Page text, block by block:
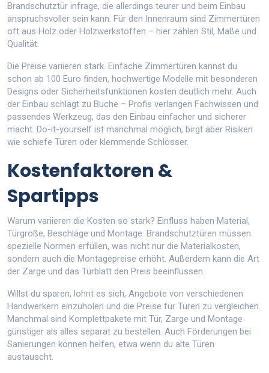
Brandschutztür infrage, die allerdings teurer und beim Einbau
anspruchsvoller sein kann. Für den Innenraum sind Zimmertüren
oft aus Holz oder Holzwerkstoffen – hier zählen Stil, Maße und
Qualität.
Die Preise variieren stark. Einfache Zimmertüren kannst du
schon ab 100 Euro finden, hochwertige Modelle mit besonderen
Designs oder Sicherheitsfunktionen kosten deutlich mehr. Auch
der Einbau schlägt zu Buche – Profis verlangen Fachwissen und
passendes Werkzeug, das den Einbau einfacher und sicherer
macht. Do-it-yourself ist manchmal möglich, birgt aber Risiken
wie schiefe Türen oder klemmende Schlösser.
Kostenfaktoren &
Spartipps
Warum variieren die Kosten so stark? Einfluss haben Material,
Türgröße, Beschläge und Montage. Brandschutztüren müssen
spezielle Normen erfüllen, was nicht nur die Materialkosten,
sondern auch die Montagepreise erhöht. Außerdem kann die Art
der Zarge und das Türblatt den Preis beeinflussen.
Willst du sparen, lohnt es sich, Angebote von verschiedenen
Handwerkern einzuholen und die Preise für Türen zu vergleichen.
Manchmal sind Komplettpakete mit Tür, Zarge und Montage
günstiger als alles separat zu bestellen. Auch Förderungen bei
Sanierungen können helfen, etwa wenn du alte Türen
austauscht.